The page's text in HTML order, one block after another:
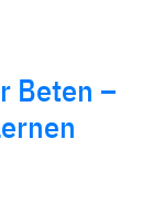
Beten –